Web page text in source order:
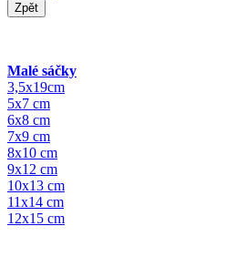
Zpět
Malé sáčky
3,5x19cm
5x7 cm
6x8 cm
7x9 cm
8x10 cm
9x12 cm
10x13 cm
11x14 cm
12x15 cm